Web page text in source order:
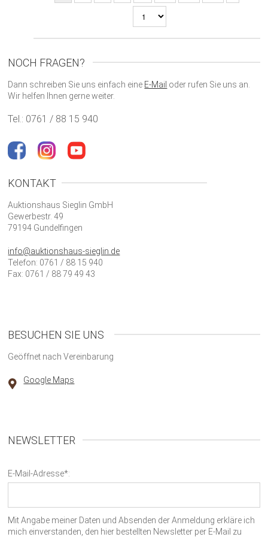
NOCH FRAGEN?
Dann schreiben Sie uns einfach eine E-Mail oder rufen Sie uns an.
Wir helfen Ihnen gerne weiter.
Tel.: 0761 / 88 15 940
KONTAKT
Auktionshaus Sieglin GmbH
Gewerbestr. 49
79194 Gundelfingen
info@auktionshaus-sieglin.de
Telefon: 0761 / 88 15 940
Fax: 0761 / 88 79 49 43
BESUCHEN SIE UNS
Geöffnet nach Vereinbarung
Google Maps
NEWSLETTER
E-Mail-Adresse*:
Mit Angabe meiner Daten und Absenden der Anmeldung erkläre ich
mich einverstanden, den hier bestellten Newsletter per E-Mail zu